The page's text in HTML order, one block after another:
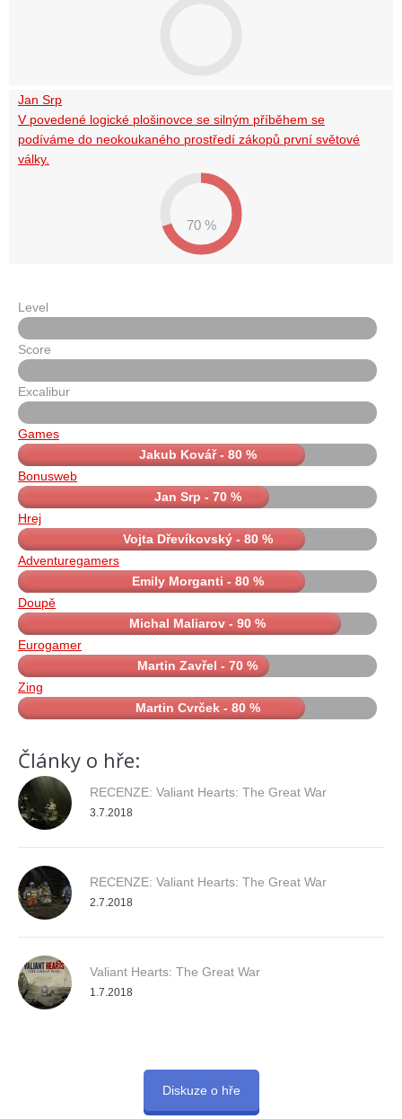
Jan Srp
V povedené logické plošinovce se silným příběhem se
podíváme do neokoukaného prostředí zákopů první světové
války.
70 %
Level
Score
Excalibur
Games
Jakub Kovář - 80 %
Bonusweb
Jan Srp - 70 %
Hrej
Vojta Dřevíkovský - 80 %
Adventuregamers
Emily Morganti - 80 %
Doupě
Michal Maliarov - 90 %
Eurogamer
Martin Zavřel - 70 %
Zing
Martin Cvrček - 80 %
Články o hře:
RECENZE: Valiant Hearts: The Great War
3.7.2018
RECENZE: Valiant Hearts: The Great War
2.7.2018
Valiant Hearts: The Great War
1.7.2018
Diskuze o hře